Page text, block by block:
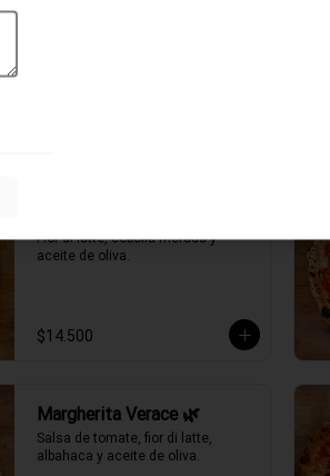
Fior di latte, cebolla morada y
aceite de oliva.
$14.500
Margherita Verace 🌿
Salsa de tomate, fior di latte,
albahaca y aceite de oliva.